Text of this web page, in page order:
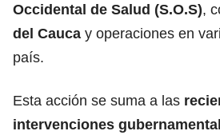
Occidental de Salud (S.O.S),
del Cauca y operaciones en
país.
Esta acción se suma a las
intervenciones